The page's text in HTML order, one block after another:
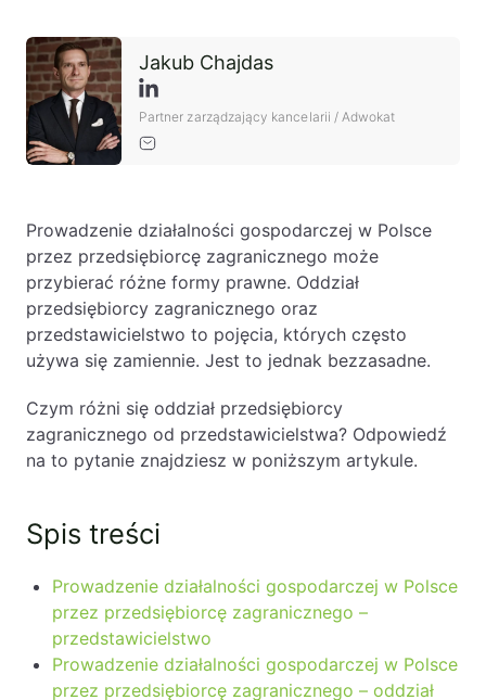
Ochrona majątku i planowanie podatkowe
Doradztwo sukcesyjne
Ochrona majątku
Planowanie podatkowe
Spółki zagraniczne – wsparcie
przedsiębiorców poza granicami RP
Obsługa korporacyjna
Bieżące doradztwo prawne
Bieżące doradztwo prawne dla spółek z
branży IT
Doradztwo podatkowe
Przekształcenia spółek
Przygotowywanie umów w obrocie
międzynarodowym
Rejestracja spółek prawa handlowego
Jakub Chajdas
Partner zarządzający kancelarii / Adwokat
Prowadzenie działalności gospodarczej w Polsce
przez przedsiębiorcę zagranicznego może
przybierać różne formy prawne. Oddział
przedsiębiorcy zagranicznego oraz
przedstawicielstwo to pojęcia, których często
używa się zamiennie. Jest to jednak bezzasadne.
Czym różni się oddział przedsiębiorcy
zagranicznego od przedstawicielstwa? Odpowiedź
na to pytanie znajdziesz w poniższym artykule.
Spis treści
Prowadzenie działalności gospodarczej w Polsce
przez przedsiębiorcę zagranicznego –
przedstawicielstwo
Prowadzenie działalności gospodarczej w Polsce
przez przedsiębiorcę zagranicznego – oddział